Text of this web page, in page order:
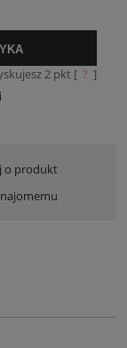
2 pkt [ ? ]
o produkt